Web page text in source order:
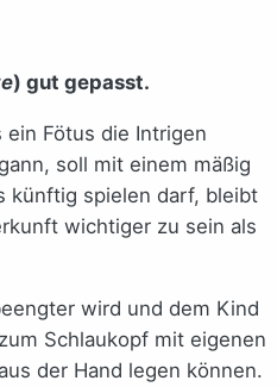
) gut gepasst.
Fötus die Intrigen
soll mit einem mäßig
künftig spielen darf, bleibt
wichtiger zu sein als
wird und dem Kind
Schlaukopf mit eigenen
der Hand legen können.